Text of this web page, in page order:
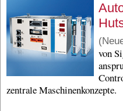
von
zentrale Maschinenkonzepte.